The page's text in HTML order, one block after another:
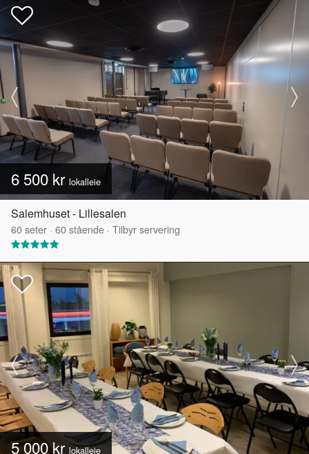
6 500 kr lokalleie
Salemhuset - Lillesalen
60seter · 60stående · Tilbyr servering
5 000 kr lokalleie